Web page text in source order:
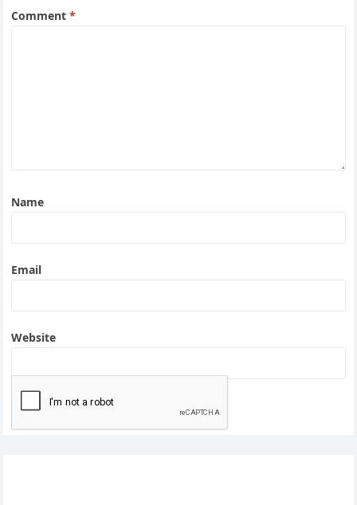
Comment*
Name
Email
Website